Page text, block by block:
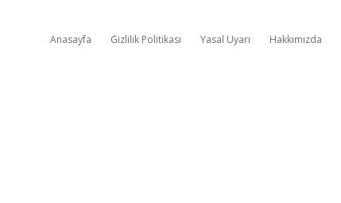
Anasayfa Gizlilik Politikası Yasal Uyarı Hakkımızda